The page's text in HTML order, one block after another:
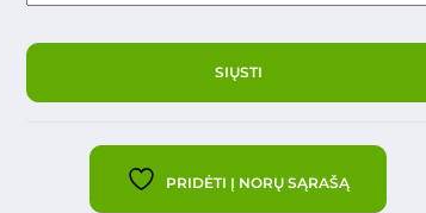
PRIDĖTI Į NORŲ SĄRAŠĄ